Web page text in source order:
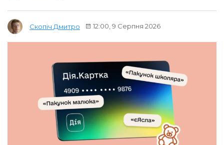
Скопіч Дмитро 12:00, 9 Серпня 2026